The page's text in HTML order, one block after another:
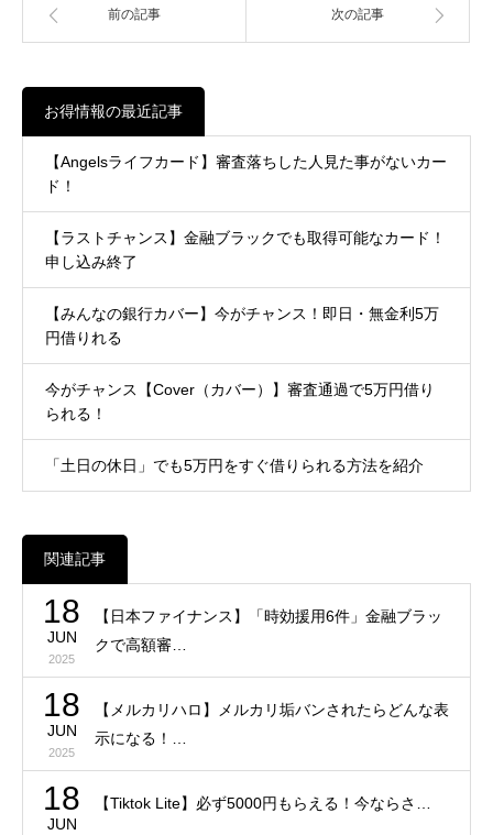
前の記事 次の記事
お得情報の最近記事
【Angelsライフカード】審査落ちした人見た事がないカー
ド！
【ラストチャンス】金融ブラックでも取得可能なカード！
申し込み終了
【みんなの銀行カバー】今がチャンス！即日・無金利5万
円借りれる
今がチャンス【Cover（カバー）】審査通過で5万円借り
られる！
「土日の休日」でも5万円をすぐ借りられる方法を紹介
関連記事
18
JUN
2025
【日本ファイナンス】「時効援用6件」金融ブラッ
クで高額審…
18
JUN
2025
【メルカリハロ】メルカリ垢バンされたらどんな表
示になる！…
18
JUN
【Tiktok Lite】必ず5000円もらえる！今ならさ…